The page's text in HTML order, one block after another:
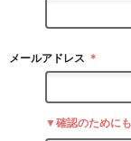
メールアドレス ＊
▼確認のために